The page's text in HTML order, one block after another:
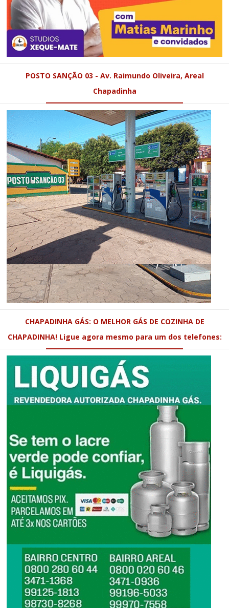
POSTO SANÇÃO 03 - Av. Raimundo Oliveira, Areal
Chapadinha
CHAPADINHA GÁS: O MELHOR GÁS DE COZINHA DE
CHAPADINHA! Ligue agora mesmo para um dos telefones: